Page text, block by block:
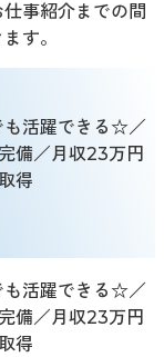
事紹介までの間
す。
も活躍できる☆／
備／月収23万円
得
も活躍できる☆／
備／月収23万円
得